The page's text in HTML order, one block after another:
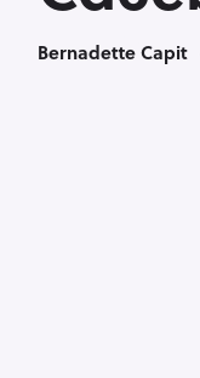
Bernadette Capit